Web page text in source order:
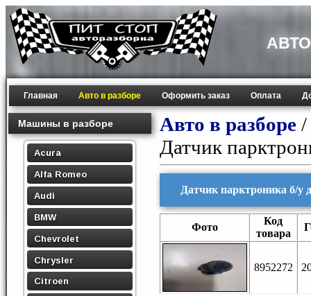
Главная Авто в разборе Оформить заказ Оплата
Машины в разборе
Acura
Alfa Romeo
Audi
BMW
Chevrolet
Chrysler
Citroen
Авто в разборе /
Датчик
Датчик парктроника б/у
Фото
Код
товара
8952272